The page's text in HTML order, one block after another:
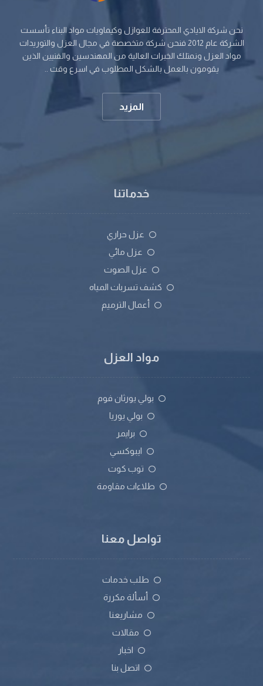
نحن شركة الايادي المحترفة للعوازل وكيماويات مواد البناء تأسست
الشركة عام 2012 فنحن شركة متخصصة في مجال العزل والتوريدات
مواد العزل ونمتلك الخبرات العالية من المهندسين والفنيين الذين
يقومون بالعمل بالشكل المطلوب في اسرع وقت ..
المزيد
خدماتنا
عزل حراري
عزل مائي
عزل الصوت
كشف تسربات المياه
أعمال الترميم
مواد العزل
بولي يورثان فوم
بولي يوريا
برايمر
ايبوكسي
توب كوت
طلاءات مقاومة
تواصل معنا
طلب خدمات
أسألة مكررة
مشاريعنا
مقالات
اخبار
اتصل بنا